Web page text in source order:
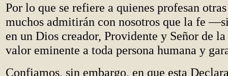
Por lo que se refiere a quienes profesan
muchos admitirán con nosotros que la fe
en un Dios creador, Providente y Señor de
valor eminente a toda persona humana y
Confiamos, sin embargo, en que esta